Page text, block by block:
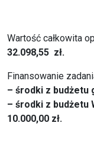
Wartość całkowita
32.098,55 zł.
Finansowanie
– środki z budżetu
– środki z budżetu
10.000,00 zł.